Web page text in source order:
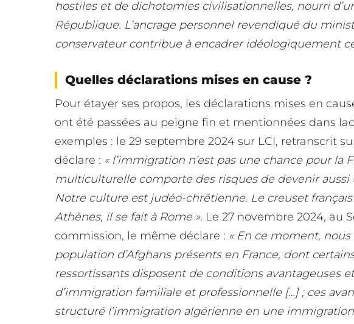
hostiles et de dichotomies civilisationnelles, nourri
République. L’ancrage personnel revendiqué du
conservateur contribue à encadrer idéologiquement
Quelles déclarations mises en cause ?
Pour étayer ses propos, les déclarations mises en
ont été passées au peigne fin et mentionnées dans
exemples : le 29 septembre 2024 sur LCI, retranscrit
déclare : « l’immigration n’est pas une chance pour la
multiculturelle comporte des risques de devenir aussi
Notre culture est judéo-chrétienne. Le creuset
Athènes, il se fait à Rome ». Le 27 novembre 2024, au
commission, le même déclare : « En ce moment,
population d’Afghans présents en France, dont
ressortissants disposent de conditions avantageuses
d’immigration familiale et professionnelle […] ; ces
structuré l’immigration algérienne en une